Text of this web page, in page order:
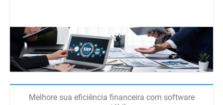
Melhore sua eficiência financeira com software